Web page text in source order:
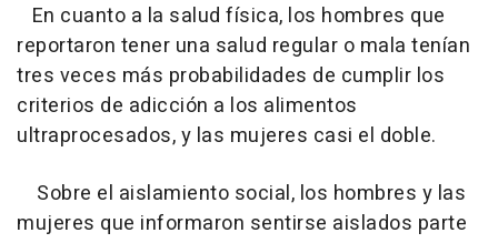
En cuanto a la salud física, los hombres que
reportaron tener una salud regular o mala tenían
tres veces más probabilidades de cumplir los
criterios de adicción a los alimentos
ultraprocesados, y las mujeres casi el doble.
Sobre el aislamiento social, los hombres y las
mujeres que informaron sentirse aislados parte